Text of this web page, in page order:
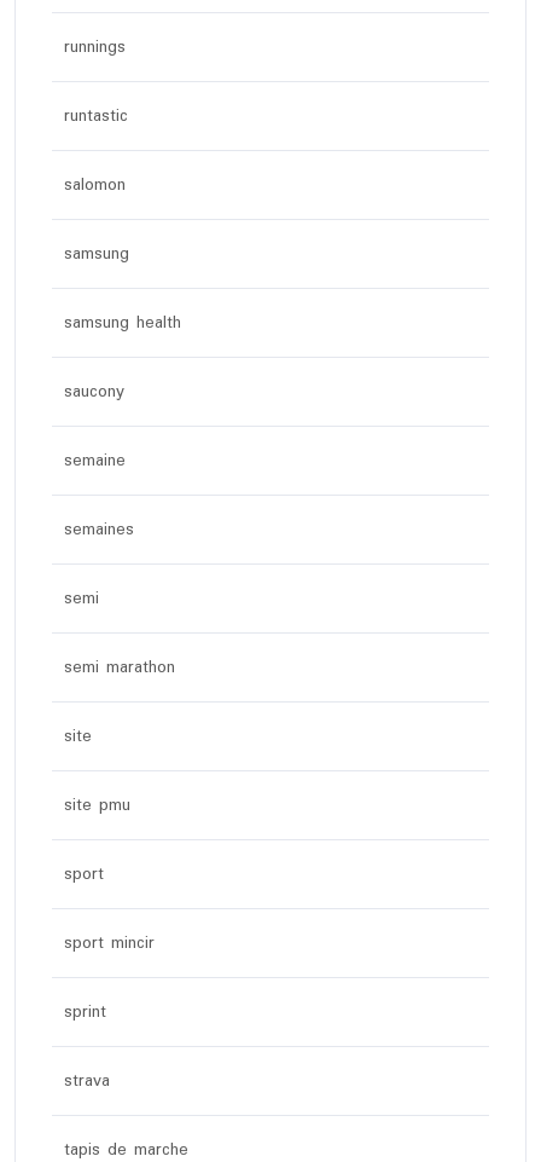
runnings
runtastic
salomon
samsung
samsung health
saucony
semaine
semaines
semi
semi marathon
site
site pmu
sport
sport mincir
sprint
strava
tapis de marche